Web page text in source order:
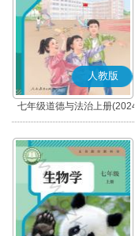
人教版
七年级道德与法治上册(2024
秋版)(部编版)